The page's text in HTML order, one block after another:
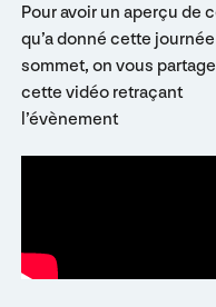
Pour avoir un aperçu de
qu’a donné cette
sommet, on vous partage
cette vidéo retraçant
l’évènement